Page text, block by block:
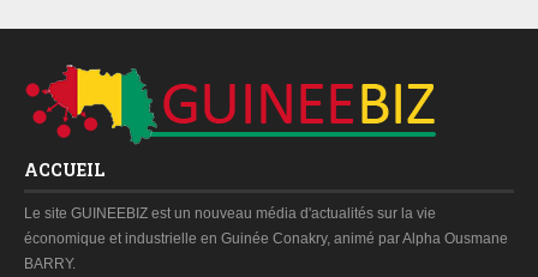
ACCUEIL
Le site GUINEEBIZ est un nouveau média d'actualités sur la vie
économique et industrielle en Guinée Conakry, animé par Alpha Ousmane
BARRY.